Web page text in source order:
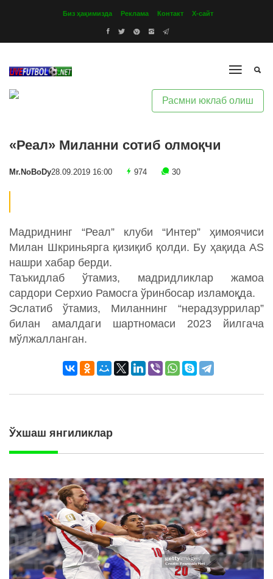
Биз ҳақимизда Реклама Контакт Х-сайт
Расмни юклаб олиш
«Реал» Миланни сотиб олмоқчи
Mr.NoBoDy28.09.2019 16:00 974 30
Мадриднинг “Реал” клуби “Интер” ҳимоячиси
Милан Шкриньярга қизиқиб қолди. Бу ҳақида AS
нашри хабар берди.
Таъкидлаб ўтамиз, мадридликлар жамоа
сардори Серхио Рамосга ўринбосар изламоқда.
Эслатиб ўтамиз, Миланнинг “нерадзуррилар”
билан амалдаги шартномаси 2023 йилгача
мўлжалланган.
Ўхшаш янгиликлар